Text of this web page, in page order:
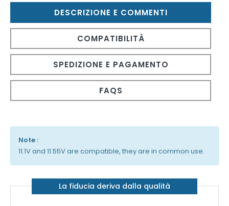
DESCRIZIONE E COMMENTI
COMPATIBILITÀ
SPEDIZIONE E PAGAMENTO
FAQS
Note :
11.1V and 11.55V are compatible, they are in common use.
La fiducia deriva dalla qualità